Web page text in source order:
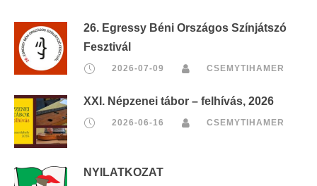
26. Egressy Béni Országos Színjátszó
Fesztivál
2026-07-09 CSEMYTIHAMER
XXI. Népzenei tábor – felhívás, 2026
2026-06-16 CSEMYTIHAMER
NYILATKOZAT